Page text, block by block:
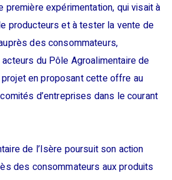
première expérimentation, qui visait à
producteurs et à tester la vente de
des consommateurs,
du Pôle Agroalimentaire de
en proposant cette offre au
d’entreprises dans le courant
de l’Isère poursuit son action
des consommateurs aux produits